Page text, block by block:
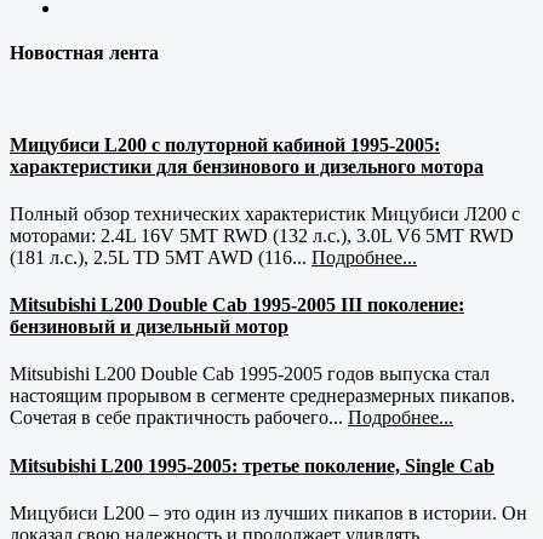
Новостная лента
Мицубиси L200 с полуторной кабиной 1995-2005:
характеристики для бензинового и дизельного мотора
Полный обзор технических характеристик Мицубиси Л200 с
моторами: 2.4L 16V 5MT RWD (132 л.с.), 3.0L V6 5MT RWD
(181 л.с.), 2.5L TD 5MT AWD (116... Подробнее...
Mitsubishi L200 Double Cab 1995-2005 III поколение:
бензиновый и дизельный мотор
Mitsubishi L200 Double Cab 1995-2005 годов выпуска стал
настоящим прорывом в сегменте среднеразмерных пикапов.
Сочетая в себе практичность рабочего... Подробнее...
Mitsubishi L200 1995-2005: третье поколение, Single Cab
Мицубиси L200 – это один из лучших пикапов в истории. Он
доказал свою надежность и продолжает удивлять